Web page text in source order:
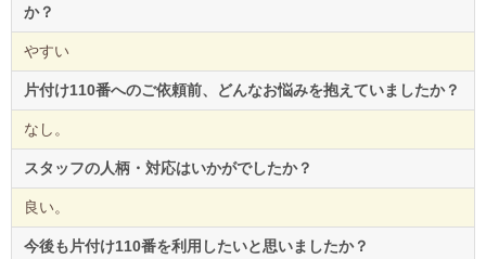
か？
やすい
片付け110番へのご依頼前、どんなお悩みを抱えていましたか？
なし。
スタッフの人柄・対応はいかがでしたか？
良い。
今後も片付け110番を利用したいと思いましたか？